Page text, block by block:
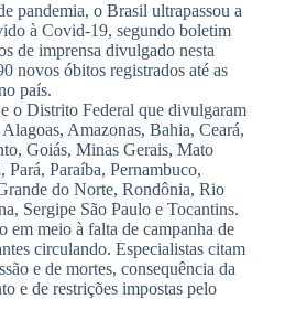
pandemia, o Brasil ultrapassou a
à Covid-19, segundo boletim
de imprensa divulgado nesta
novos óbitos registrados até as
país.
o Distrito Federal que divulgaram
Amazonas, Bahia, Ceará,
Goiás, Minas Gerais, Mato
Paraíba, Pernambuco,
do Norte, Rondônia, Rio
Sergipe São Paulo e Tocantins.
em meio à falta de campanha de
circulando. Especialistas citam
e de mortes, consequência da
e de restrições impostas pelo